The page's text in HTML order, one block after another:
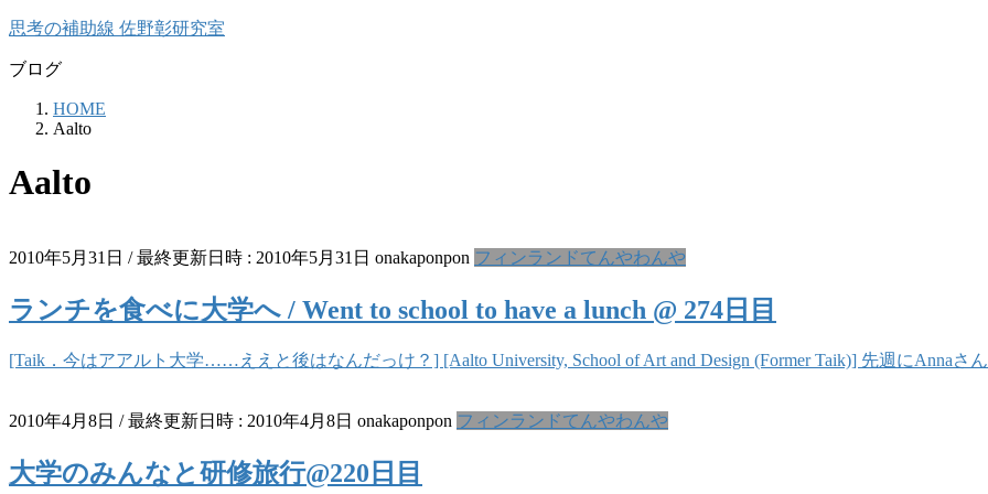
コ
テ
キ
ナ
ゲ
に
思考の補助線 佐野彰研究室
ブログ
HOME
Aalto
Aalto
2010年5月31日 / 最終更新日時 : 2010年5月31日 onakaponpon フィンランドてんやわんや
ランチを食べに大学へ / Went to school to have a lunch @ 274日目
[Taik．今はアアルト大学……ええと後はなんだっけ？] [Aalto University, School of Art and Design (Former Taik)] 先週にAnna
2010年4月8日 / 最終更新日時 : 2010年4月8日 onakaponpon フィンランドてんやわんや
大学のみんなと研修旅行@220日目